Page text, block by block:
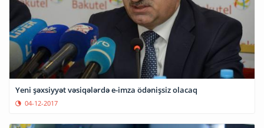
Yeni şəxsiyyət vəsiqələrdə e-imza ödənişsiz olacaq
04-12-2017